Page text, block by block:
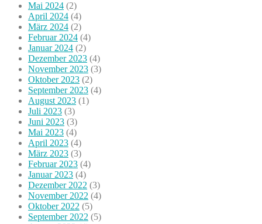
Mai 2024 (2)
April 2024 (4)
März 2024 (2)
Februar 2024 (4)
Januar 2024 (2)
Dezember 2023 (4)
November 2023 (3)
Oktober 2023 (2)
September 2023 (4)
August 2023 (1)
Juli 2023 (3)
Juni 2023 (3)
Mai 2023 (4)
April 2023 (4)
März 2023 (3)
Februar 2023 (4)
Januar 2023 (4)
Dezember 2022 (3)
November 2022 (4)
Oktober 2022 (5)
September 2022 (5)